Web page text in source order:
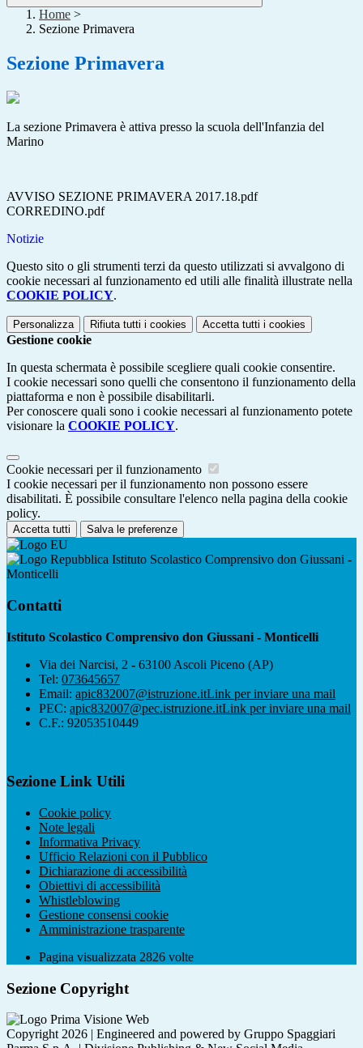
Home >
Sezione Primavera
Sezione Primavera
La sezione Primavera è attiva presso la scuola dell'Infanzia del
Marino
AVVISO SEZIONE PRIMAVERA 2017.18.pdf
CORREDINO.pdf
Notizie
Questo sito o gli strumenti terzi da questo utilizzati si avvalgono di
cookie necessari al funzionamento ed utili alle finalità illustrate nella
COOKIE POLICY.
Personalizza Rifiuta tutti i cookies Accetta tutti i cookies
Gestione cookie
In questa schermata è possibile scegliere quali cookie consentire.
I cookie necessari sono quelli che consentono il funzionamento della
piattaforma e non è possibile disabilitarli.
Per conoscere quali sono i cookie necessari al funzionamento potete
visionare la COOKIE POLICY.
Cookie necessari per il funzionamento
I cookie necessari per il funzionamento non possono essere
disabilitati. È possibile consultare l'elenco nella pagina della cookie
policy.
Accetta tutti Salva le preferenze
Istituto Scolastico Comprensivo don Giussani -
Monticelli
Contatti
Istituto Scolastico Comprensivo don Giussani - Monticelli
Via dei Narcisi, 2 - 63100 Ascoli Piceno (AP)
Tel: 073645657
Email: apic832007@istruzione.itLink per inviare una mail
PEC: apic832007@pec.istruzione.itLink per inviare una mail
C.F.: 92053510449
Sezione Link Utili
Cookie policy
Note legali
Informativa Privacy
Ufficio Relazioni con il Pubblico
Dichiarazione di accessibilità
Obiettivi di accessibilità
Whistleblowing
Gestione consensi cookie
Amministrazione trasparente
Pagina visualizzata 2826 volte
Sezione Copyright
Copyright 2026 | Engineered and powered by Gruppo Spaggiari